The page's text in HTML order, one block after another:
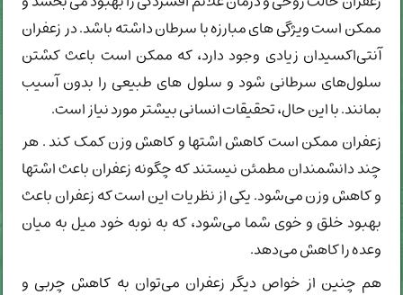
ممکن است ویژگی های مبارزه با سرطان داشته باشد. در زعفران
آنتی‌اکسیدان زیادی وجود دارد، که ممکن است باعث کشتن
سلول‌های سرطانی شود و سلول های طبیعی را بدون آسیب
بمانند. با این حال، تحقیقات انسانی بیشتر مورد نیاز است.
زعفران ممکن است کاهش اشتها و کاهش وزن کمک کند . هر
چند دانشمندان مطمئن نیستند که چگونه زعفران باعث اشتها
و کاهش وزن می‌شود. یکی از نظریات این است که زعفران باعث
بهبود خلق و خوی شما می‌شود، که به نوبه خود میل به میان
وعده را کاهش می‌دهد.
هم چنین از خواص دیگر زعفران می‌توان به كاهش چربی و